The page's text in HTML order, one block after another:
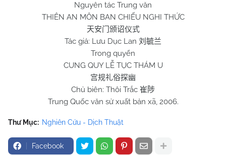
Nguyên tác Trung văn
THIÊN AN MÔN BAN CHIẾU NGHI THỨC
天安门颁诏仪式
Tác giả: Lưu Dục Lan 刘毓兰
Trong quyển
CUNG QUY LỄ TỤC THÁM U
宫规礼俗探幽
Chủ biên: Thôi Trắc 崔陟
Trung Quốc văn sử xuất bản xã, 2006.
Thư Mục: Nghiên Cứu - Dịch Thuật
Facebook